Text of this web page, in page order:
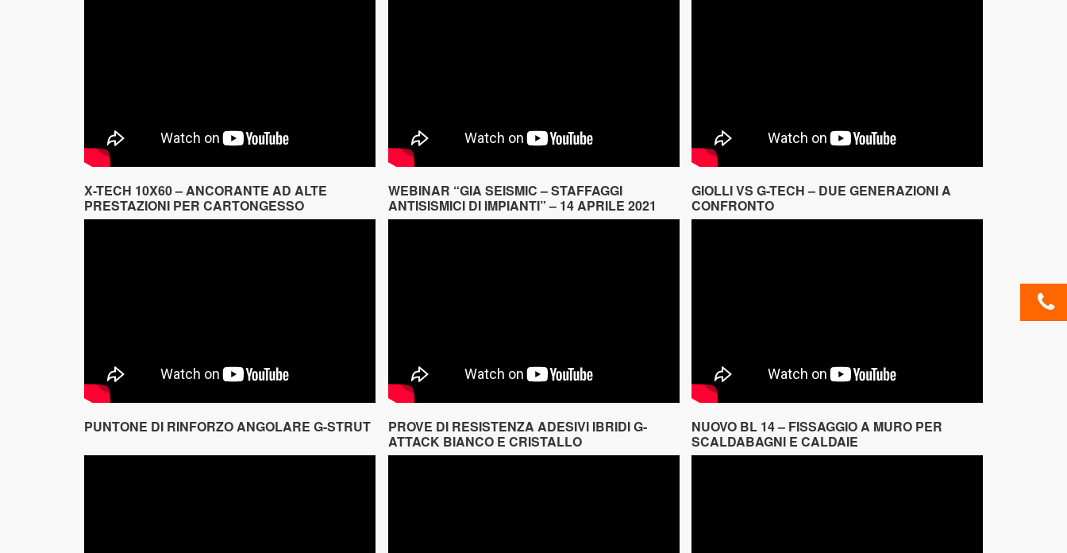
X-TECH 10X60 – ANCORANTE AD ALTE
PRESTAZIONI PER CARTONGESSO
WEBINAR “GIA SEISMIC – STAFFAGGI
ANTISISMICI DI IMPIANTI” – 14 APRILE 2021
GIOLLI VS G-TECH – DUE GENERAZIONI A
CONFRONTO
PUNTONE DI RINFORZO ANGOLARE G-STRUT
PROVE DI RESISTENZA ADESIVI IBRIDI G-
ATTACK BIANCO E CRISTALLO
NUOVO BL 14 – FISSAGGIO A MURO PER
SCALDABAGNI E CALDAIE